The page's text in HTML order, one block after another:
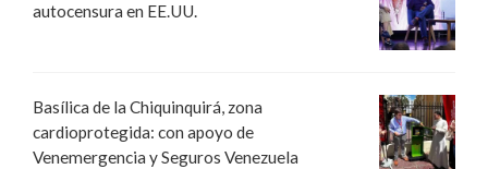
autocensura en EE.UU.
Basílica de la Chiquinquirá, zona
cardioprotegida: con apoyo de
Venemergencia y Seguros Venezuela